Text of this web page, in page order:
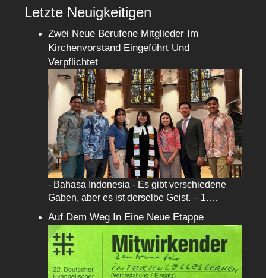
Letzte Neuigkeitigen
Zwei Neue Berufene Mitglieder Im
Kirchenvorstand Eingeführt Und
Verpflichtet
- Bahasa Indonesia - Es gibt verschiedene
Gaben, aber es ist derselbe Geist. – 1.…
Auf Dem Weg In Eine Neue Etappe